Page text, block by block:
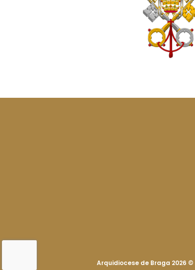
Arquidiocese de Braga 2026 ©